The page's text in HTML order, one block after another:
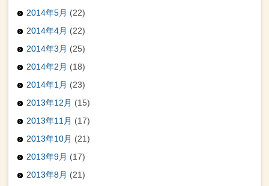
2014年5月 (22)
2014年4月 (22)
2014年3月 (25)
2014年2月 (18)
2014年1月 (23)
2013年12月 (15)
2013年11月 (17)
2013年10月 (21)
2013年9月 (17)
2013年8月 (21)